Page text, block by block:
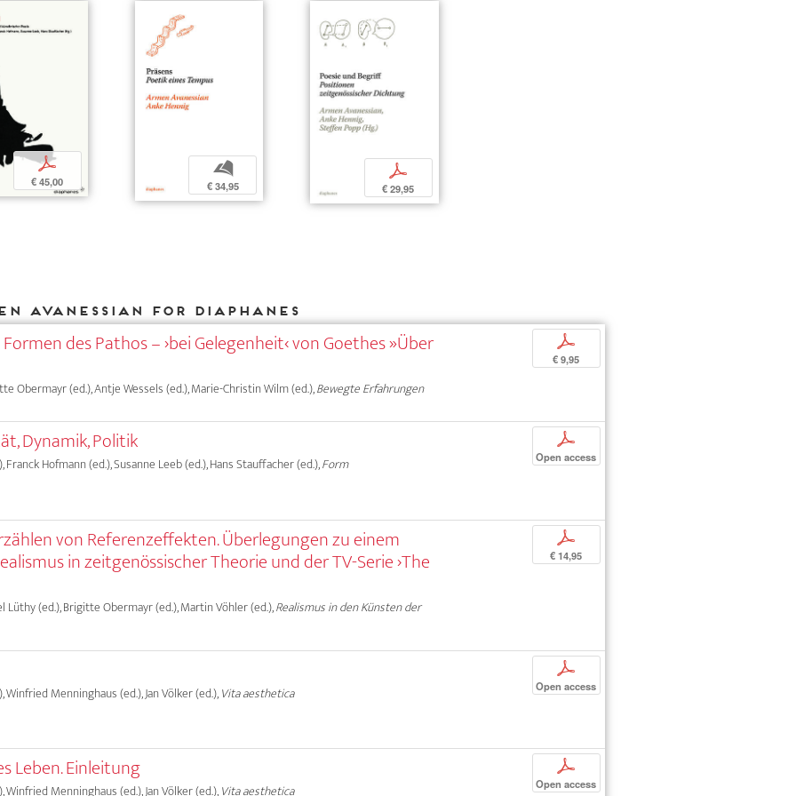
p
€ 45,00
b
€ 34,95
p
€ 29,95
Avanessian for DIAPHANES
des Pathos – ›bei Gelegenheit‹ von Goethes »Über
Obermayr (ed.), Antje Wessels (ed.), Marie-Christin Wilm (ed.),Bewegte Erfahrungen
p
€ 9,95
Dynamik, Politik
Hofmann (ed.), Susanne Leeb (ed.), Hans Stauffacher (ed.),Form
p
Open access
von Referenzeffekten. Überlegungen zu einem
in zeitgenössischer Theorie und der TV-Serie ›The
Lüthy (ed.), Brigitte Obermayr (ed.), Martin Vöhler (ed.),Realismus in den Künsten der
p
€ 14,95
Menninghaus (ed.), Jan Völker (ed.),Vita aesthetica
p
Open access
Leben. Einleitung
Menninghaus (ed.), Jan Völker (ed.),Vita aesthetica
p
Open access